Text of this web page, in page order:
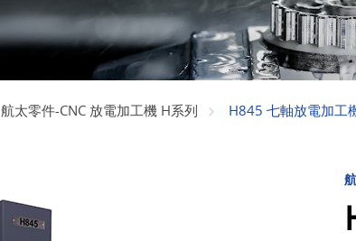
航太零件-CNC 放電加工機 H系列 H845 七軸放電加工